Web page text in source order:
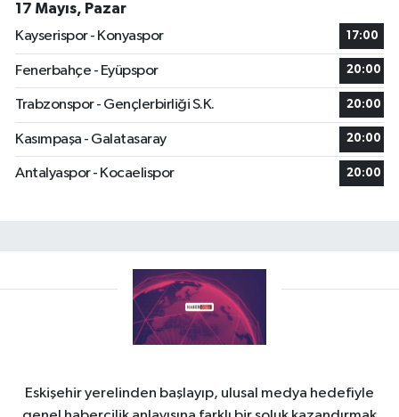
17 Mayıs, Pazar
Kayserispor - Konyaspor
17:00
Fenerbahçe - Eyüpspor 20:00
Trabzonspor - Gençlerbirliği S.K. 20:00
Kasımpaşa - Galatasaray 20:00
Antalyaspor - Kocaelispor 20:00
Eskişehir yerelinden başlayıp, ulusal medya hedefiyle